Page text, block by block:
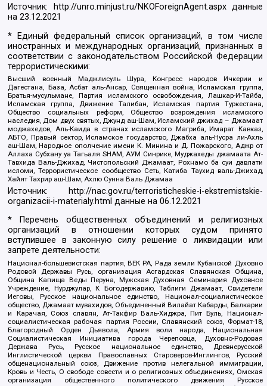
Источник: http://unro.minjust.ru/NKOForeignAgent.aspxданные
на23.12.2021
* Единый федеральный список организаций, в том числе
иностранных и международных организаций, признанных в
соответствии с законодательством Российской Федерации
террористическими:
Высший военный Маджлисуль Шура, Конгресс народов Ичкерии и
Дагестана, База, Асбат аль-Ансар, Священная война, Исламская группа,
Братья-мусульмане, Партия исламского освобождения, Лашкар-И-Тайба,
Исламская группа, Движение Талибан, Исламская партия Туркестана,
Общество социальных реформ, Общество возрождения исламского
наследия, Дом двух святых, Джунд аш-Шам, Исламский джихад – Джамаат
моджахедов, Аль-Каида в странах исламского Магриба, Имарат Кавказ,
АБТО, Правый сектор, Исламское государство, Джабха аль-Нусра ли-Ахль
аш-Шам, Народное ополчение имени К. Минина и Д. Пожарского, Аджр от
Аллаха Субхану уа Тагьаля SHAM, АУМ Синрике, Муджахеды джамаата Ат-
Тавхида Валь-Джихад, Чистопольский Джамаат, Рохнамо ба суи давлати
исломи, Террористическое сообщество Сеть, Катиба Таухид валь-Джихад,
Хайят Тахрир аш-Шам, Ахлю Сунна Валь Джамаа
Источник:
http://nac.gov.ru/terroristicheskie-i-ekstremistskie-
organizacii-i-materialy.html данные на06.12.2021
* Перечень общественных объединений и религиозных
организаций в отношении которых судом принято
вступившее в законную силу решение о ликвидации или
запрете деятельности:
Национал-большевистская партия, ВЕК РА, Рада земли Кубанской Духовно
Родовой Державы Русь, организация Асгардская Славянская Община,
Община Капища Веды Перуна, Мужская Духовная Семинария Духовное
Учреждение, Нурджулар, К Богодержавию, Таблиги Джамаат, Свидетели
Иеговы, Русское национальное единство, Национал-социалистическое
общество, Джамаат мувахидов, Объединенный Вилайат Кабарды, Балкарии
и Карачая, Союз славян, Ат-Такфир Валь-Хиджра, Пит Буль, Национал-
социалистическая рабочая партия России, Славянский союз, Формат-18,
Благородный Орден Дьявола, Армия воли народа, Национальная
Социалистическая Инициатива города Череповца, Духовно-Родовая
Держава Русь, Русское национальное единство, Древнерусской
Инглистической церкви Православных Староверов-Инглингов, Русский
общенациональный союз, Движение против нелегальной иммиграции,
Кровь и Честь, О свободе совести и о религиозных объединениях, Омская
организация общественного политического движения Русское